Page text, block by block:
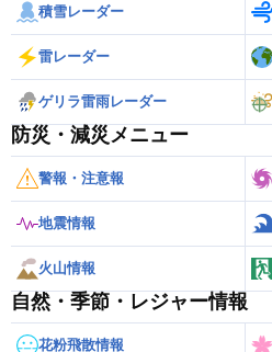
積雪レーダー
雷レーダー
ゲリラ雷雨レーダー
防災・減災メニュー
警報・注意報
地震情報
火山情報
自然・季節・レジャー情報
花粉飛散情報